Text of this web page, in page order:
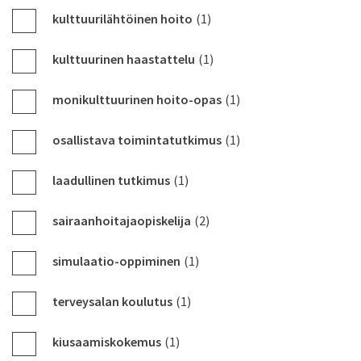
kulttuurilähtöinen hoito (1)
kulttuurinen haastattelu (1)
monikulttuurinen hoito-opas (1)
osallistava toimintatutkimus (1)
laadullinen tutkimus (1)
sairaanhoitajaopiskelija (2)
simulaatio-oppiminen (1)
terveysalan koulutus (1)
kiusaamiskokemus (1)